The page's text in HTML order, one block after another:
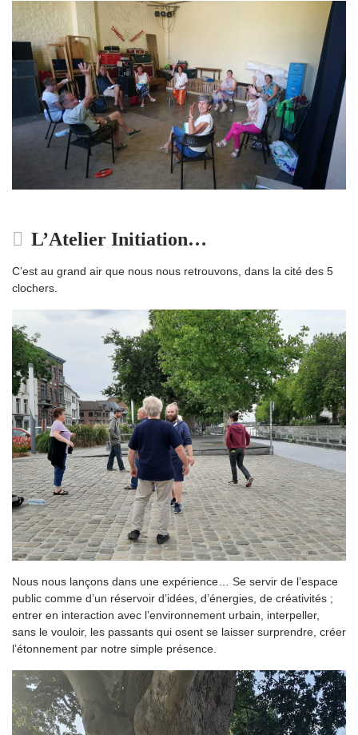
L’Atelier Initiation…
C’est au grand air que nous nous retrouvons, dans la cité des 5
clochers.
Nous nous lançons dans une expérience… Se servir de l’espace
public comme d’un réservoir d’idées, d’énergies, de créativités ;
entrer en interaction avec l’environnement urbain, interpeller,
sans le vouloir, les passants qui osent se laisser surprendre, créer
l’étonnement par notre simple présence.